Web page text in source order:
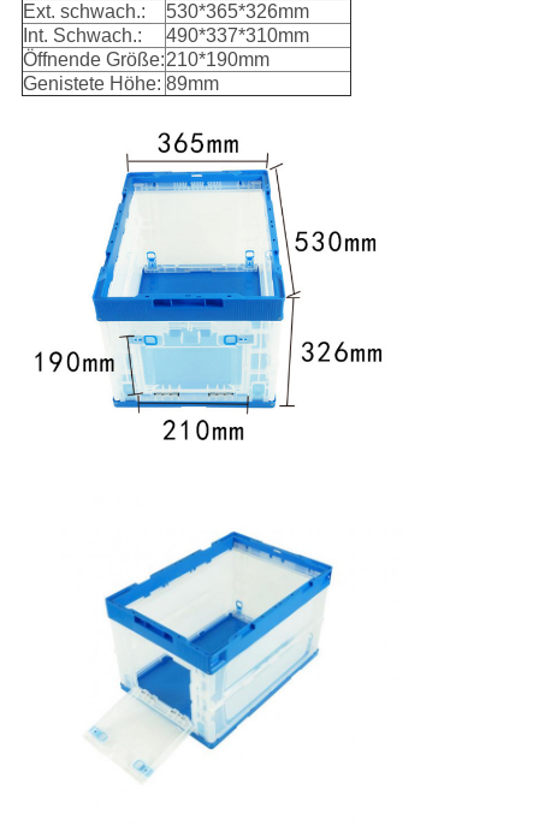
Ext. schwach.:
530*365*326mm
Int. Schwach.:
490*337*310mm
Öffnende Größe:210*190mm
Genistete Höhe: 89mm